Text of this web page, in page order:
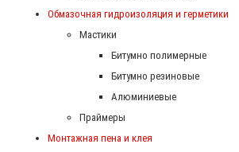
Обмазочная гидроизоляция и герметики
Мастики
Битумно полимерные
Битумно резиновые
Алюминиевые
Праймеры
Монтажная пена и клея